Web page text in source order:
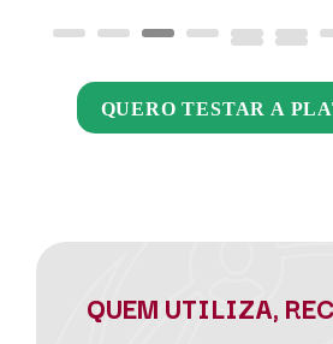
QUERO TESTAR A
QUEM UTILIZA,